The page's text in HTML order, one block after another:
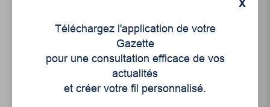
comprendre le rôle du
milieu communautaire
dans la ...
X
Téléchargez l'application de votre
Gazette
pour une consultation efficace de vos
actualités
et créer votre fil personnalisé.